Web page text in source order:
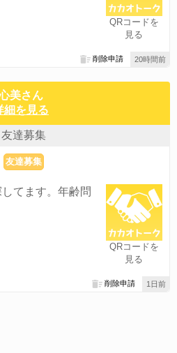
QRコードを
見る
20時間前
削除申請
美さん
細を見る
達募集
友達募集
QRコードを
見る
てます。年齢問
1日前
削除申請